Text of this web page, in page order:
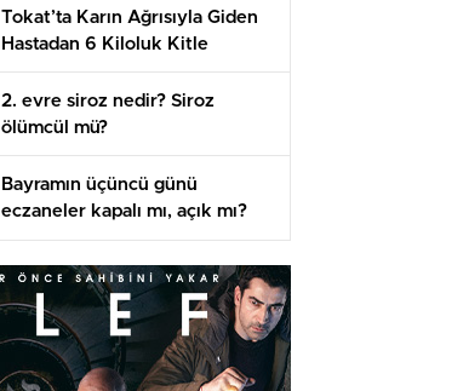
Tokat’ta Karın Ağrısıyla Giden
Hastadan 6 Kiloluk Kitle
Çıkarıldı
2. evre siroz nedir? Siroz
ölümcül mü?
Bayramın üçüncü günü
eczaneler kapalı mı, açık mı?